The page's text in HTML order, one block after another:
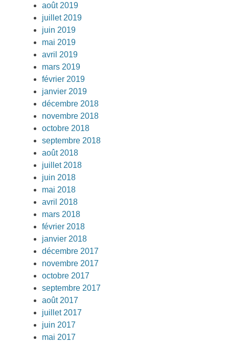
août 2019
juillet 2019
juin 2019
mai 2019
avril 2019
mars 2019
février 2019
janvier 2019
décembre 2018
novembre 2018
octobre 2018
septembre 2018
août 2018
juillet 2018
juin 2018
mai 2018
avril 2018
mars 2018
février 2018
janvier 2018
décembre 2017
novembre 2017
octobre 2017
septembre 2017
août 2017
juillet 2017
juin 2017
mai 2017